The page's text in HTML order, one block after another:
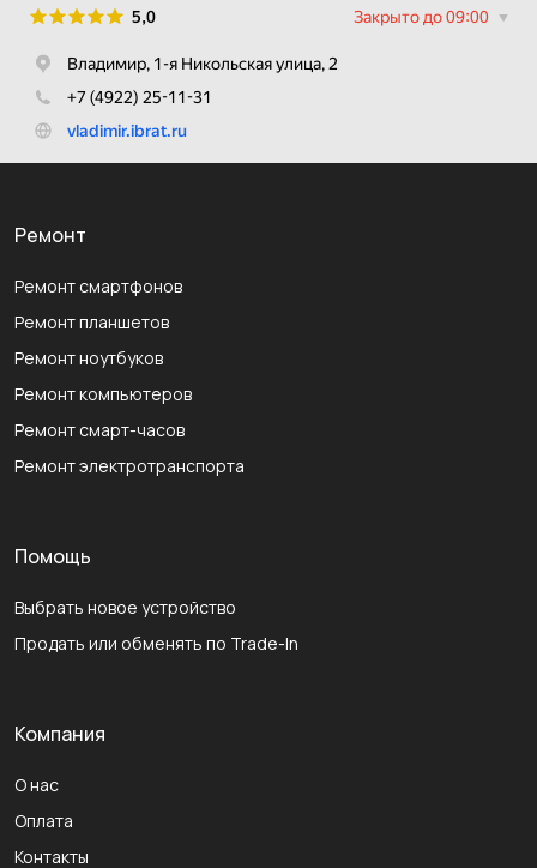
Ремонт
Ремонт смартфонов
Ремонт планшетов
Ремонт ноутбуков
Ремонт компьютеров
Ремонт смарт-часов
Ремонт электротранспорта
Помощь
Выбрать новое устройство
Продать или обменять по Trade-In
Компания
О нас
Оплата
Контакты